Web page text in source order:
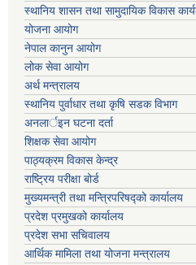
स्थानिय शासन तथा सामुदायिक विकास
योजना आयोग
नेपाल कानुन आयोग
लोक सेवा आयोग
अर्थ मन्त्रालय
स्थानिय पुर्वाधार तथा कृषि सडक विभाग
अनलार्इन घटना दर्ता
शिक्षक सेवा आयोग
पाठ्यक्रम विकास केन्द्र
राष्ट्रिय परीक्षा बोर्ड
मुख्यमन्त्री तथा मन्त्रिपरिषद्को कार्यालय
प्रदेश प्रमुखको कार्यालय
प्रदेश सभा सचिवालय
आर्थिक मामिला तथा योजना मन्त्रालय